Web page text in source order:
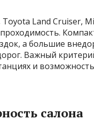
Land Cruiser,
а большие
Важный
и
салона